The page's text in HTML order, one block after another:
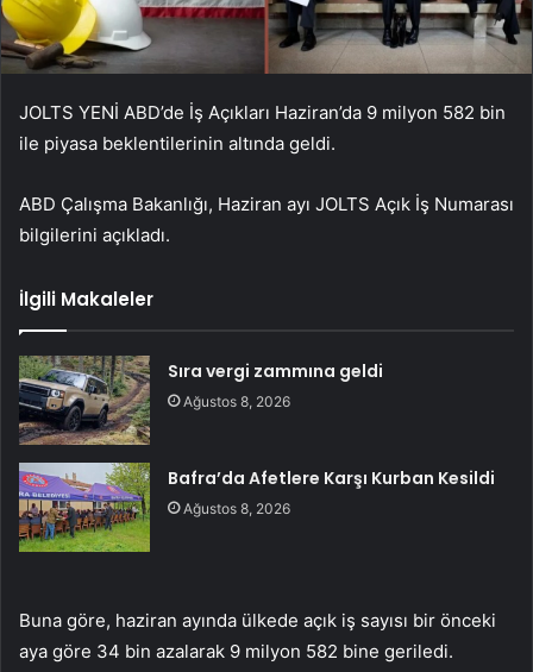
JOLTS YENİ ABD’de İş Açıkları Haziran’da 9 milyon 582 bin
ile piyasa beklentilerinin altında geldi.
ABD Çalışma Bakanlığı, Haziran ayı JOLTS Açık İş Numarası
bilgilerini açıkladı.
İlgili Makaleler
Sıra vergi zammına geldi
Ağustos 8, 2026
Bafra’da Afetlere Karşı Kurban Kesildi
Ağustos 8, 2026
Buna göre, haziran ayında ülkede açık iş sayısı bir önceki
aya göre 34 bin azalarak 9 milyon 582 bine geriledi.